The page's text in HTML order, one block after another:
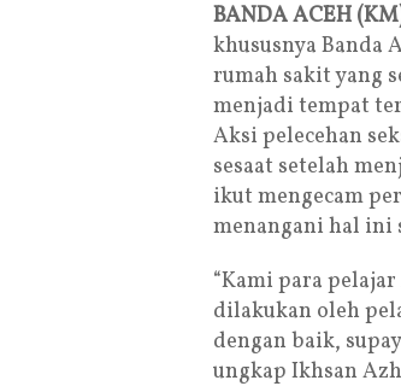
BANDA ACEH
khususnya Banda
rumah sakit yang
menjadi tempat
Aksi pelecehan
sesaat setelah
ikut mengecam
menangani hal ini
“Kami para
dilakukan oleh
dengan baik,
ungkap Ikhsan